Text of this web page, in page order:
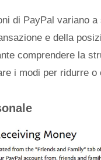
di PayPal variano a
e della
comprendere la
i modi per ridurre o